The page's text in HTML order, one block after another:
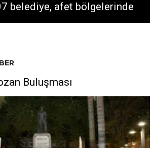
belediye, afet bölgelerinde
Buluşması